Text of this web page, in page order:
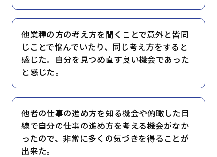
他業種の方の考え方を聞くことで意外と皆同
じことで悩んでいたり、同じ考え方をすると
感じた。自分を見つめ直す良い機会であった
と感じた。
他者の仕事の進め方を知る機会や俯瞰した目
線で自分の仕事の進め方を考える機会がなか
ったので、非常に多くの気づきを得ることが
出来た。